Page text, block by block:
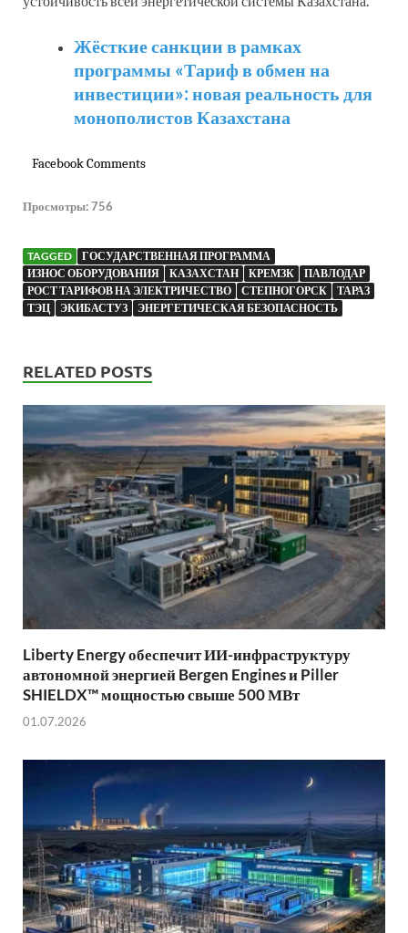
Жёсткие санкции в рамках
программы «Тариф в обмен на
инвестиции»: новая реальность для
монополистов Казахстана
Facebook Comments
Просмотры:756
TAGGED
ГОСУДАРСТВЕННАЯ ПРОГРАММА
ИЗНОС ОБОРУДОВАНИЯ
КАЗАХСТАН КРЕМЗК
ПАВЛОДАР
РОСТ ТАРИФОВ НА ЭЛЕКТРИЧЕСТВО
СТЕПНОГОРСК
ТАРАЗ
ТЭЦ
ЭКИБАСТУЗ ЭНЕРГЕТИЧЕСКАЯ БЕЗОПАСНОСТЬ
RELATED POSTS
Liberty Energy обеспечит ИИ-инфраструктуру
автономной энергией Bergen Engines и Piller
SHIELDX™ мощностью свыше 500 МВт
01.07.2026